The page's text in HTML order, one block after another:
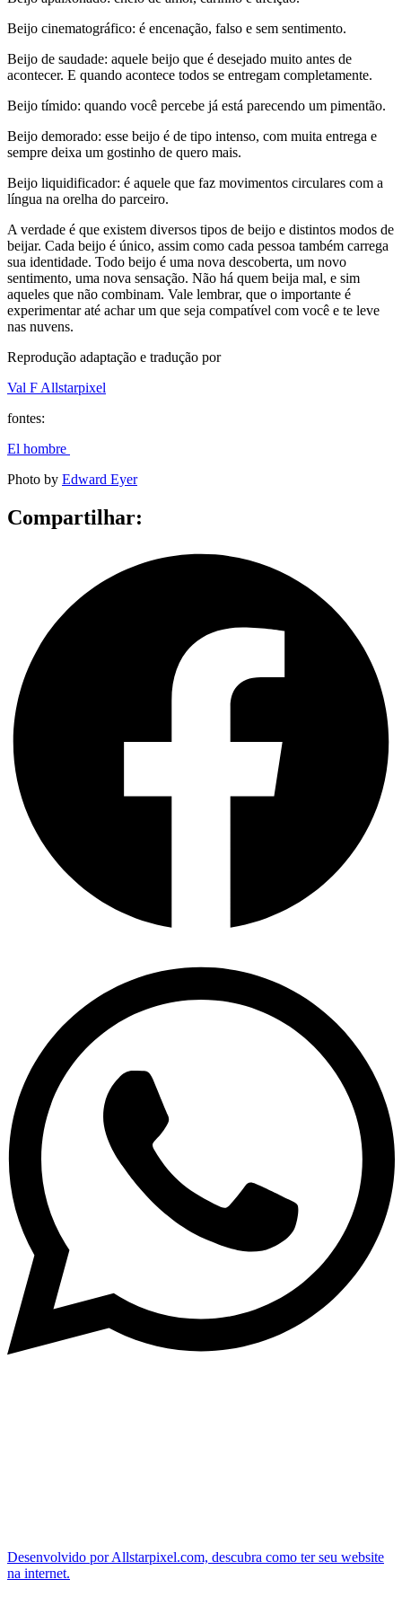
Beijo cinematográfico: é encenação, falso e sem sentimento.
Beijo de saudade: aquele beijo que é desejado muito antes de
acontecer. E quando acontece todos se entregam completamente.
Beijo tímido: quando você percebe já está parecendo um pimentão.
Beijo demorado: esse beijo é de tipo intenso, com muita entrega e
sempre deixa um gostinho de quero mais.
Beijo liquidificador: é aquele que faz movimentos circulares com a
língua na orelha do parceiro.
A verdade é que existem diversos tipos de beijo e distintos modos de
beijar. Cada beijo é único, assim como cada pessoa também carrega
sua identidade. Todo beijo é uma nova descoberta, um novo
sentimento, uma nova sensação. Não há quem beija mal, e sim
aqueles que não combinam. Vale lembrar, que o importante é
experimentar até achar um que seja compatível com você e te leve
nas nuvens.
Reprodução adaptação e tradução por
Val F Allstarpixel
fontes:
El hombre
Photo by Edward Eyer
Compartilhar:
Desenvolvido por Allstarpixel.com, descubra como ter seu website
na internet.